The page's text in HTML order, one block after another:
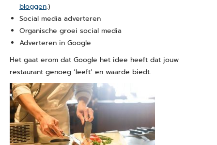
bloggen.)
Social media adverteren
Organische groei social media
Adverteren in Google
Het gaat erom dat Google het idee heeft dat jouw
restaurant genoeg ‘leeft’ en waarde biedt.